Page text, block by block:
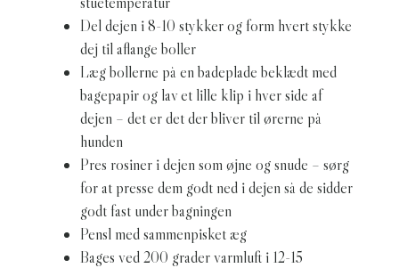
Del dejen i 8-10 stykker og form hvert stykke
dej til aflange boller
Læg bollerne på en badeplade beklædt med
bagepapir og lav et lille klip i hver side af
dejen – det er det der bliver til ørerne på
hunden
Pres rosiner i dejen som øjne og snude – sørg
for at presse dem godt ned i dejen så de sidder
godt fast under bagningen
Pensl med sammenpisket æg
Bages ved 200 grader varmluft i 12-15